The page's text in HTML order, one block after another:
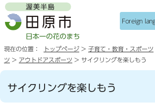
Foreign
現在の位置： トップページ > 子育て・教育・スポーツ
ツ > アウトドアスポーツ > サイクリングを楽しもう
サイクリングを楽しもう